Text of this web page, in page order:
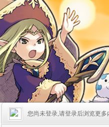
您尚未登录,请登录后浏览更多